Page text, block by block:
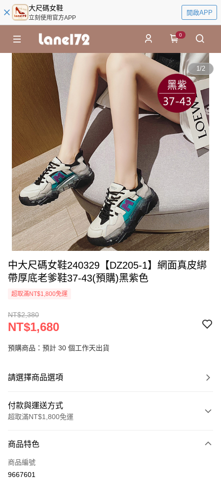
大尺碼女鞋
立刻使用官方APP
開啟APP
0
1/2
中大尺碼女鞋240329【DZ205-1】網面真皮綁
帶厚底老爹鞋37-43(預購)黑紫色
超取滿NT$1,800免運
NT$2,380
NT$1,680
預購商品：預計 30 個工作天出貨
請選擇商品選項
付款與運送方式
超取滿NT$1,800免運
信用卡一次付款
超商取貨付款
商品特色
商品編號
9667601